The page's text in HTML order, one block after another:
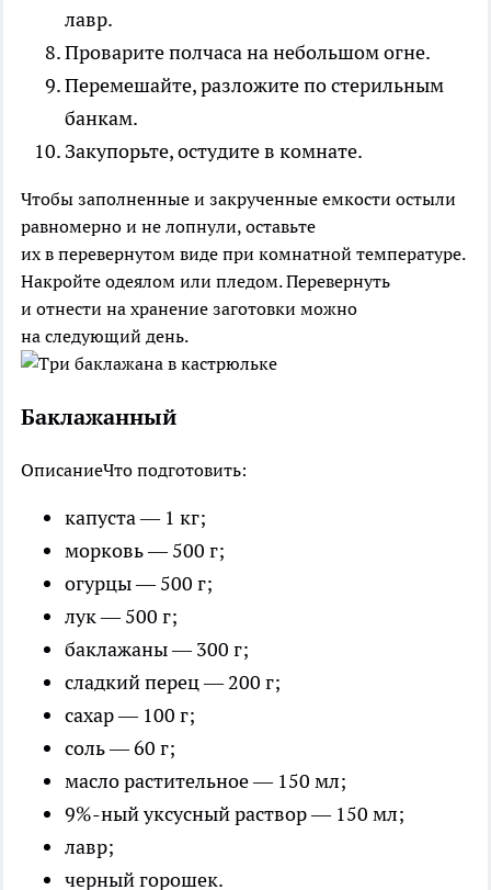
лавр.
Проварите полчаса на небольшом огне.
Перемешайте, разложите по стерильным
банкам.
Закупорьте, остудите в комнате.
Чтобы заполненные и закрученные емкости остыли
равномерно и не лопнули, оставьте
их в перевернутом виде при комнатной температуре.
Накройте одеялом или пледом. Перевернуть
и отнести на хранение заготовки можно
на следующий день.
Баклажанный
ОписаниеЧто подготовить:
капуста — 1 кг;
морковь — 500 г;
огурцы — 500 г;
лук — 500 г;
баклажаны — 300 г;
сладкий перец — 200 г;
сахар — 100 г;
соль — 60 г;
масло растительное — 150 мл;
9%-ный уксусный раствор — 150 мл;
лавр;
черный горошек.